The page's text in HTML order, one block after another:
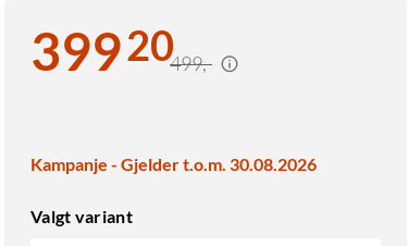
39920499,-
Kampanje - Gjelder t.o.m. 30.08.2026
Valgt variant